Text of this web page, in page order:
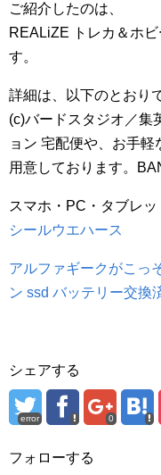
ご紹介したのは、
REALiZE トレカ＆ホ
す。
詳細は、以下のとおり
(c)バードスタジオ／集
ョン 宅配便や、お手
用意しております。
スマホ・PC・タブレッ
シールウエハース
アルファギークがこっ
ン ssd バッテリー交換
シェアする
error 0
フォローする